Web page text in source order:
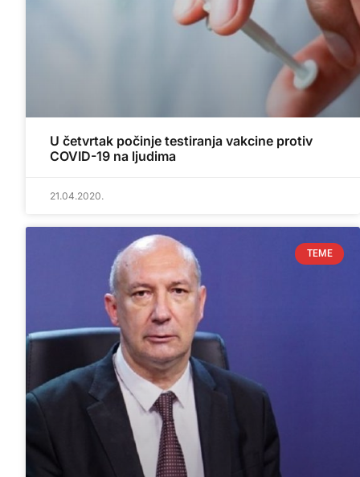
U četvrtak počinje testiranja vakcine protiv
COVID-19 na ljudima
21.04.2020.
TEME